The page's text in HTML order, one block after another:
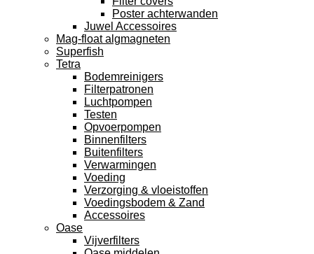
Poster achterwanden
Juwel Accessoires
Mag-float algmagneten
Superfish
Tetra
Bodemreinigers
Filterpatronen
Luchtpompen
Testen
Opvoerpompen
Binnenfilters
Buitenfilters
Verwarmingen
Voeding
Verzorging & vloeistoffen
Voedingsbodem & Zand
Accessoires
Oase
Vijverfilters